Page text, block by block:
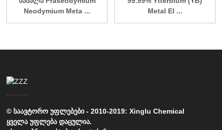
Neodymium Meta ...
Metal El ...
© საავტორო უფლებები - 2010-2019: Xinglu Chemical
ყველა უფლება დაცულია.